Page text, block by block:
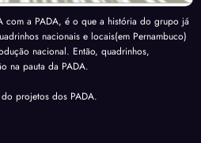
com a PADA, é o que a história do grupo já
nacionais e locais(em Pernambuco)
nacional. Então, quadrinhos,
na pauta da PADA.
projetos dos PADA.